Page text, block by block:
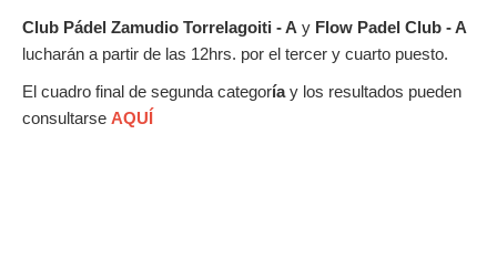
Club Pádel Zamudio Torrelagoiti - A y Flow Padel Club - A
lucharán a partir de las 12hrs. por el tercer y cuarto puesto.
El cuadro final de segunda categoríay los resultados pueden
consultarse AQUÍ